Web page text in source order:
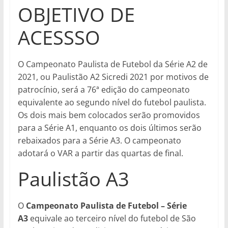
OBJETIVO DE
ACESSSO
O Campeonato Paulista de Futebol da Série A2 de
2021, ou Paulistão A2 Sicredi 2021 por motivos de
patrocínio, será a 76ª edição do campeonato
equivalente ao segundo nível do futebol paulista.
Os dois mais bem colocados serão promovidos
para a Série A1, enquanto os dois últimos serão
rebaixados para a Série A3. O campeonato
adotará o VAR a partir das quartas de final.
Paulistão A3
O Campeonato Paulista de Futebol – Série
A3equivale ao terceiro nível do futebol de São